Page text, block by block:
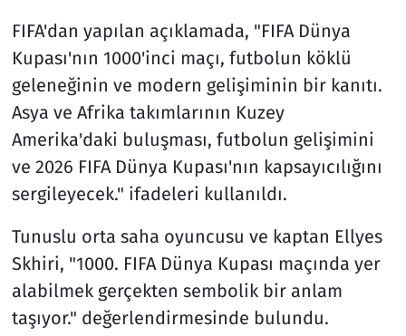
FIFA'dan yapılan açıklamada, "FIFA Dünya
Kupası'nın 1000'inci maçı, futbolun köklü
geleneğinin ve modern gelişiminin bir kanıtı.
Asya ve Afrika takımlarının Kuzey
Amerika'daki buluşması, futbolun gelişimini
ve 2026 FIFA Dünya Kupası'nın kapsayıcılığını
sergileyecek." ifadeleri kullanıldı.
Tunuslu orta saha oyuncusu ve kaptan Ellyes
Skhiri, "1000. FIFA Dünya Kupası maçında yer
alabilmek gerçekten sembolik bir anlam
taşıyor." değerlendirmesinde bulundu.
Teknoloji ve Bilim
Televizyon